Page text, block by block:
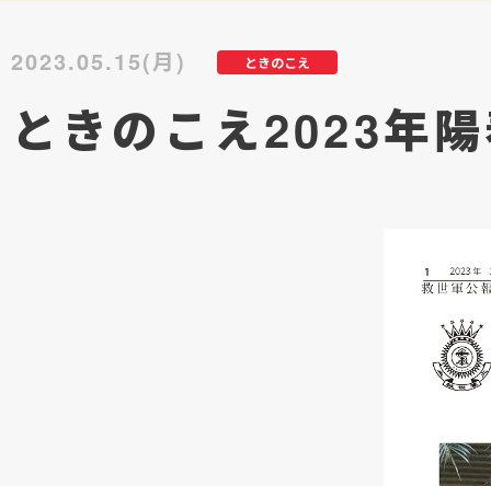
ときのこえ
2023.05.15(月)
ときのこえ2023年